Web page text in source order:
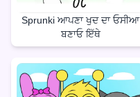
Sprunki ਆਪਣਾ ਖੁਦ ਦਾ ਓਸੀਆ
ਬਣਾਓ ਇੱਥੇ